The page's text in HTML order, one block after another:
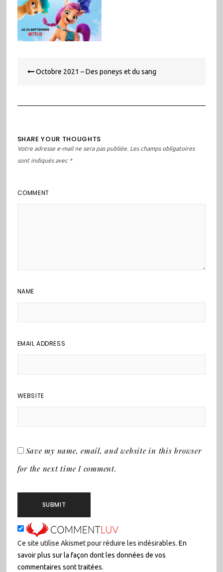
de Octobre 2021 – Des poneys et du sang
SHARE YOUR THOUGHTS
Votre adresse e-mail ne sera pas publiée. Les champs obligatoires
sont indiqués avec *
COMMENT
NAME
EMAIL ADDRESS
WEBSITE
Save my name, email, and website in this browser
for the next time I comment.
Ce site utilise Akismet pour réduire les indésirables. En
savoir plus sur la façon dont les données de vos
commentaires sont traitées.